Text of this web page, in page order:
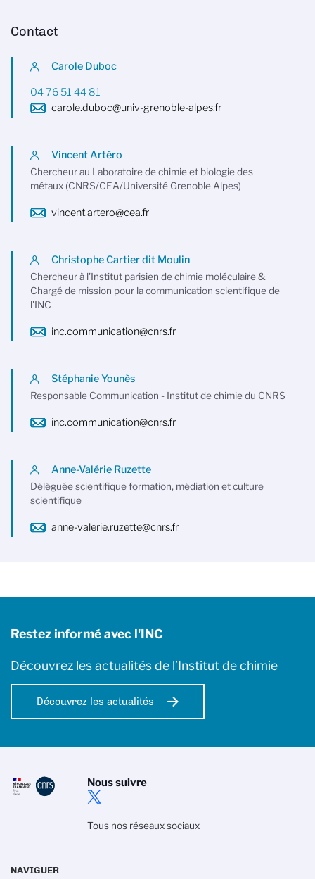
Contact
Carole Duboc
04 76 51 44 81
carole.duboc@univ-grenoble-alpes.fr
Vincent Artéro
Chercheur au Laboratoire de chimie et biologie des
métaux (CNRS/CEA/Université Grenoble Alpes)
vincent.artero@cea.fr
Christophe Cartier dit Moulin
Chercheur à l'Institut parisien de chimie moléculaire &
Chargé de mission pour la communication scientifique de
l'INC
inc.communication@cnrs.fr
Stéphanie Younès
Responsable Communication - Institut de chimie du CNRS
inc.communication@cnrs.fr
Anne-Valérie Ruzette
Déléguée scientifique formation, médiation et culture
scientifique
anne-valerie.ruzette@cnrs.fr
Restez informé avec l'INC
Découvrez les actualités de l’Institut de chimie
Découvrez les actualités
Nous suivre
Tous nos réseaux sociaux
NAVIGUER